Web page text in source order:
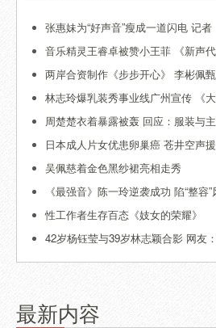
张惠妹为“好声音”瘦成一道闪电 记
音乐精灵王睿卓被赞小王菲 《新声
两岸合资制作《步步开心》 李彬佩
林志玲爆乳装秀事业线广州宣传 《大
周楚楚衣着暴露被轰 回应：服装与
日本成人片女优患卵巢癌 苍井空声援
吴佩慈着金色黑纱裙亮相走秀
《最强音》陈一玲逆袭成功 陷“整容”
性工作者生存百态《妓女的荣耀》
42岁杨钰莹与39岁林志颖合影 网友
最新内容